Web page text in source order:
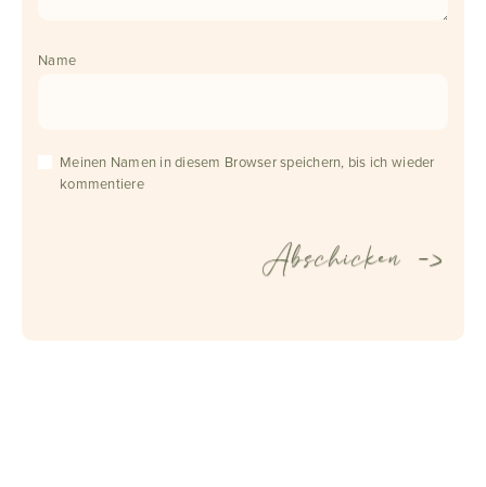
Name
Meinen Namen in diesem Browser speichern, bis ich wieder
kommentiere